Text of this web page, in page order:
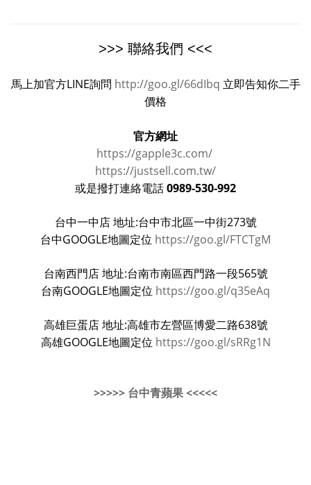
>>> 聯絡我們 <<<
馬上加官方LINE詢問 http://goo.gl/66dIbq 立即告知你二手
價格
官方網址
https://gapple3c.com/
https://justsell.com.tw/
或是撥打連絡電話 0989-530-992
台中一中店 地址:台中市北區一中街273號
台中GOOGLE地圖定位 https://goo.gl/FTCTgM
台南西門店 地址:台南市南區西門路一段565號
台南GOOGLE地圖定位 https://goo.gl/q35eAq
高雄巨蛋店 地址:高雄市左營區博愛二路638號
高雄GOOGLE地圖定位 https://goo.gl/sRRg1N
>>>>> 台中青蘋果 <<<<<